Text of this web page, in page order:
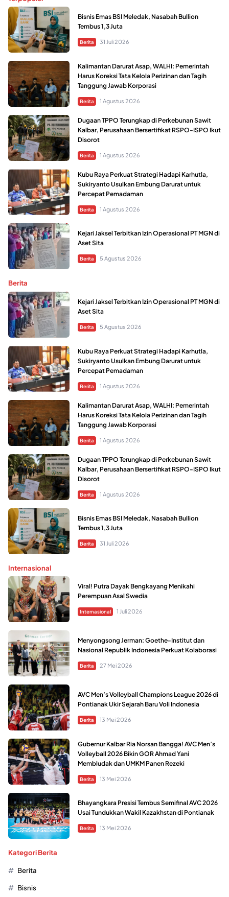
Bisnis Emas BSI Meledak, Nasabah Bullion
Tembus 1,3 Juta
Berita 31 Juli 2026
Kalimantan Darurat Asap, WALHI: Pemerintah
Harus Koreksi Tata Kelola Perizinan dan Tagih
Tanggung Jawab Korporasi
Berita 1 Agustus 2026
Dugaan TPPO Terungkap di Perkebunan Sawit
Kalbar, Perusahaan Bersertifikat RSPO-ISPO Ikut
Disorot
Berita 1 Agustus 2026
Kubu Raya Perkuat Strategi Hadapi Karhutla,
Sukiryanto Usulkan Embung Darurat untuk
Percepat Pemadaman
Berita 1 Agustus 2026
Kejari Jaksel Terbitkan Izin Operasional PT MGN di
Aset Sita
Berita 5 Agustus 2026
Berita
Kejari Jaksel Terbitkan Izin Operasional PT MGN di
Aset Sita
Berita 5 Agustus 2026
Kubu Raya Perkuat Strategi Hadapi Karhutla,
Sukiryanto Usulkan Embung Darurat untuk
Percepat Pemadaman
Berita 1 Agustus 2026
Kalimantan Darurat Asap, WALHI: Pemerintah
Harus Koreksi Tata Kelola Perizinan dan Tagih
Tanggung Jawab Korporasi
Berita 1 Agustus 2026
Dugaan TPPO Terungkap di Perkebunan Sawit
Kalbar, Perusahaan Bersertifikat RSPO-ISPO Ikut
Disorot
Berita 1 Agustus 2026
Bisnis Emas BSI Meledak, Nasabah Bullion
Tembus 1,3 Juta
Berita 31 Juli 2026
Internasional
Viral! Putra Dayak Bengkayang Menikahi
Perempuan Asal Swedia
Internasional 1 Juli 2026
Menyongsong Jerman: Goethe-Institut dan
Nasional Republik Indonesia Perkuat Kolaborasi
Berita 27 Mei 2026
AVC Men’s Volleyball Champions League 2026 di
Pontianak Ukir Sejarah Baru Voli Indonesia
Berita 13 Mei 2026
Gubernur Kalbar Ria Norsan Bangga! AVC Men’s
Volleyball 2026 Bikin GOR Ahmad Yani
Membludak dan UMKM Panen Rezeki
Berita 13 Mei 2026
Bhayangkara Presisi Tembus Semifinal AVC 2026
Usai Tundukkan Wakil Kazakhstan di Pontianak
Berita 13 Mei 2026
Kategori Berita
Berita
Bisnis